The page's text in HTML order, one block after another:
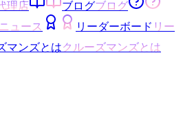
理店 ブログブログ
ニュース リーダーボード リー
マンズとはクルーズマンズとは